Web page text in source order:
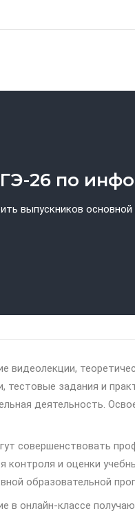
26 по
выпускников
видеолекции,
тестовые задания и
деятельность.
совершенствовать
контроля и оценки
образовательной
в онлайн-классе